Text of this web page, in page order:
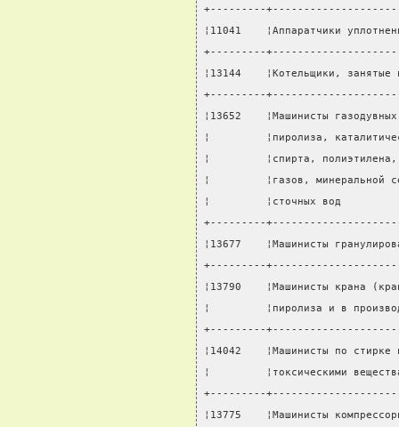
+---------
¦11041    ¦Аппаратчики
+---------
¦13144    ¦Котельщики,
+---------
¦13652    ¦Машинисты
¦         ¦пиролиза,
¦         ¦спирта, полиэтилена,
¦         ¦газов, минеральной
¦         ¦сточных вод
+---------
¦13677    ¦Машинисты
+---------
¦13790    ¦Машинисты крана
¦         ¦пиролиза и в
+---------
¦14042    ¦Машинисты по
¦         ¦токсическими
+---------
¦13775    ¦Машинисты